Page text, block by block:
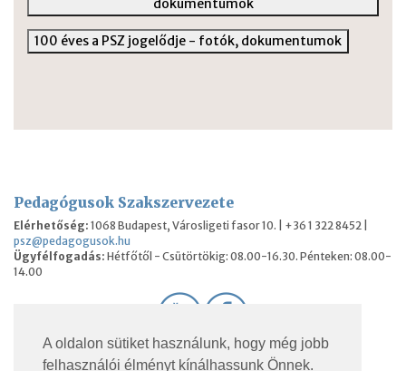
A oldalon sütiket használunk, hogy még jobb
felhasználói élményt kínálhassunk Önnek.
100 éves a PSZ jogelődje - fotók, dokumentumok
Pedagógusok Szakszervezete
Elérhetőség: 1068 Budapest, Városligeti fasor 10. | +36 1 322 8452 |
psz@pedagogusok.hu
Ügyfélfogadás: Hétfőtől - Csütörtökig: 08.00-16.30. Pénteken: 08.00-
14.00
© 2026 Pedagógusok Szakszervezete. Minden jog